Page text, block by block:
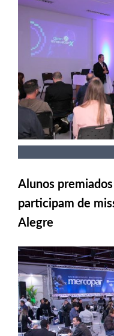
Alunos
participam de
Alegre